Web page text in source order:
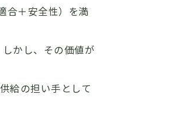
合＋安全性）を満
かし、その価値が
給の担い手として